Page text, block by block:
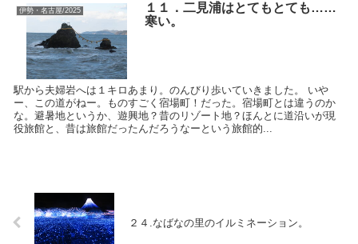
伊勢・名古屋/2025
１１．二見浦はとてもとても……
寒い。
駅から夫婦岩へは１キロあまり。のんびり歩いていきました。 いや
ー、この道がねー。ものすごく宿場町！だった。宿場町とは違うのか
な。避暑地というか、遊興地？昔のリゾート地？ほんとに道沿いが現
役旅館と、昔は旅館だったんだろうなーという旅館的...
２４.なばなの里のイルミネーション。